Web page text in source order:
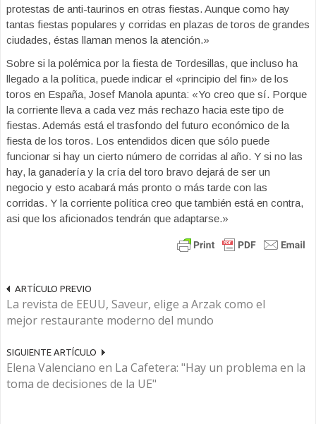
protestas de anti-taurinos en otras fiestas. Aunque como hay
tantas fiestas populares y corridas en plazas de toros de grandes
ciudades, éstas llaman menos la atención.»
Sobre si la polémica por la fiesta de Tordesillas, que incluso ha
llegado a la política, puede indicar el «principio del fin» de los
toros en España, Josef Manola apunta: «Yo creo que sí. Porque
la corriente lleva a cada vez más rechazo hacia este tipo de
fiestas. Además está el trasfondo del futuro económico de la
fiesta de los toros. Los entendidos dicen que sólo puede
funcionar si hay un cierto número de corridas al año. Y si no las
hay, la ganadería y la cría del toro bravo dejará de ser un
negocio y esto acabará más pronto o más tarde con las
corridas. Y la corriente política creo que también está en contra,
asi que los aficionados tendrán que adaptarse.»
ARTÍCULO PREVIO
La revista de EEUU, Saveur, elige a Arzak como el
mejor restaurante moderno del mundo
SIGUIENTE ARTÍCULO
Elena Valenciano en La Cafetera: "Hay un problema en la
toma de decisiones de la UE"